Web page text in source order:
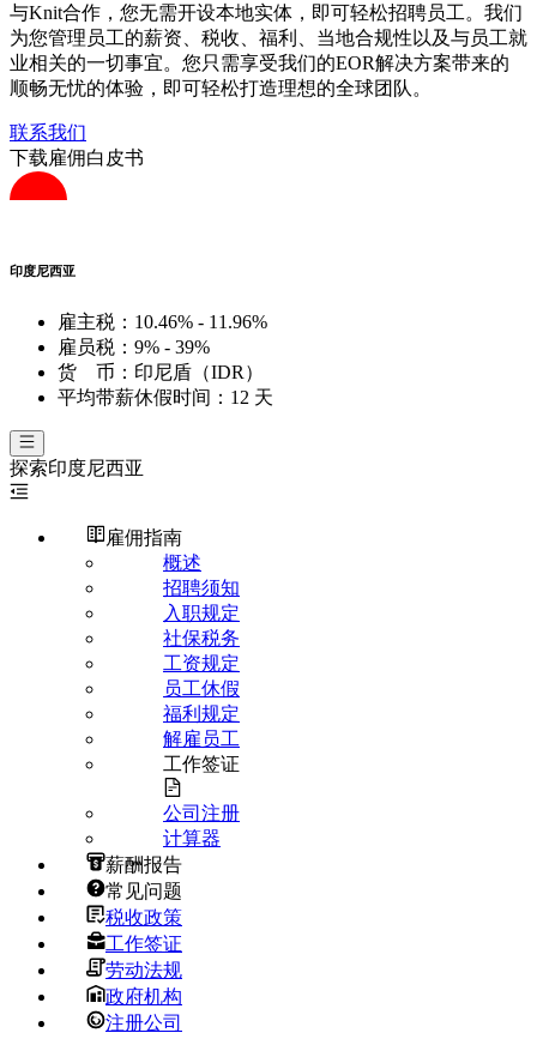
与Knit合作，您无需开设本地实体，即可轻松招聘员工。我们
为您管理员工的薪资、税收、福利、当地合规性以及与员工就
业相关的一切事宜。您只需享受我们的EOR解决方案带来的
顺畅无忧的体验，即可轻松打造理想的全球团队。
联系我们
下载雇佣白皮书
印度尼西亚
雇主税： 10.46% - 11.96%
雇员税： 9% - 39%
货 币： 印尼盾（IDR）
平均带薪休假时间： 12 天
探索印度尼西亚
雇佣指南
概述
招聘须知
入职规定
社保税务
工资规定
员工休假
福利规定
解雇员工
工作签证
公司注册
计算器
薪酬报告
常见问题
税收政策
工作签证
劳动法规
政府机构
注册公司